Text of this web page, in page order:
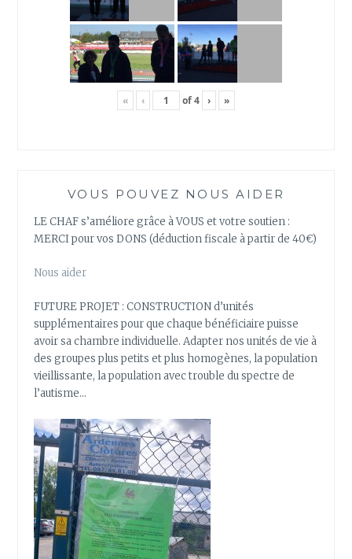
« ‹ of4 › »
VOUS POUVEZ NOUS AIDER
LE CHAF s’améliore grâce à VOUS et votre soutien :
MERCI pour vos DONS (déduction fiscale à partir de 40€)
Nous aider
FUTURE PROJET : CONSTRUCTION d’unités
supplémentaires pour que chaque bénéficiaire puisse
avoir sa chambre individuelle. Adapter nos unités de vie à
des groupes plus petits et plus homogènes, la population
vieillissante, la population avec trouble du spectre de
l’autisme…